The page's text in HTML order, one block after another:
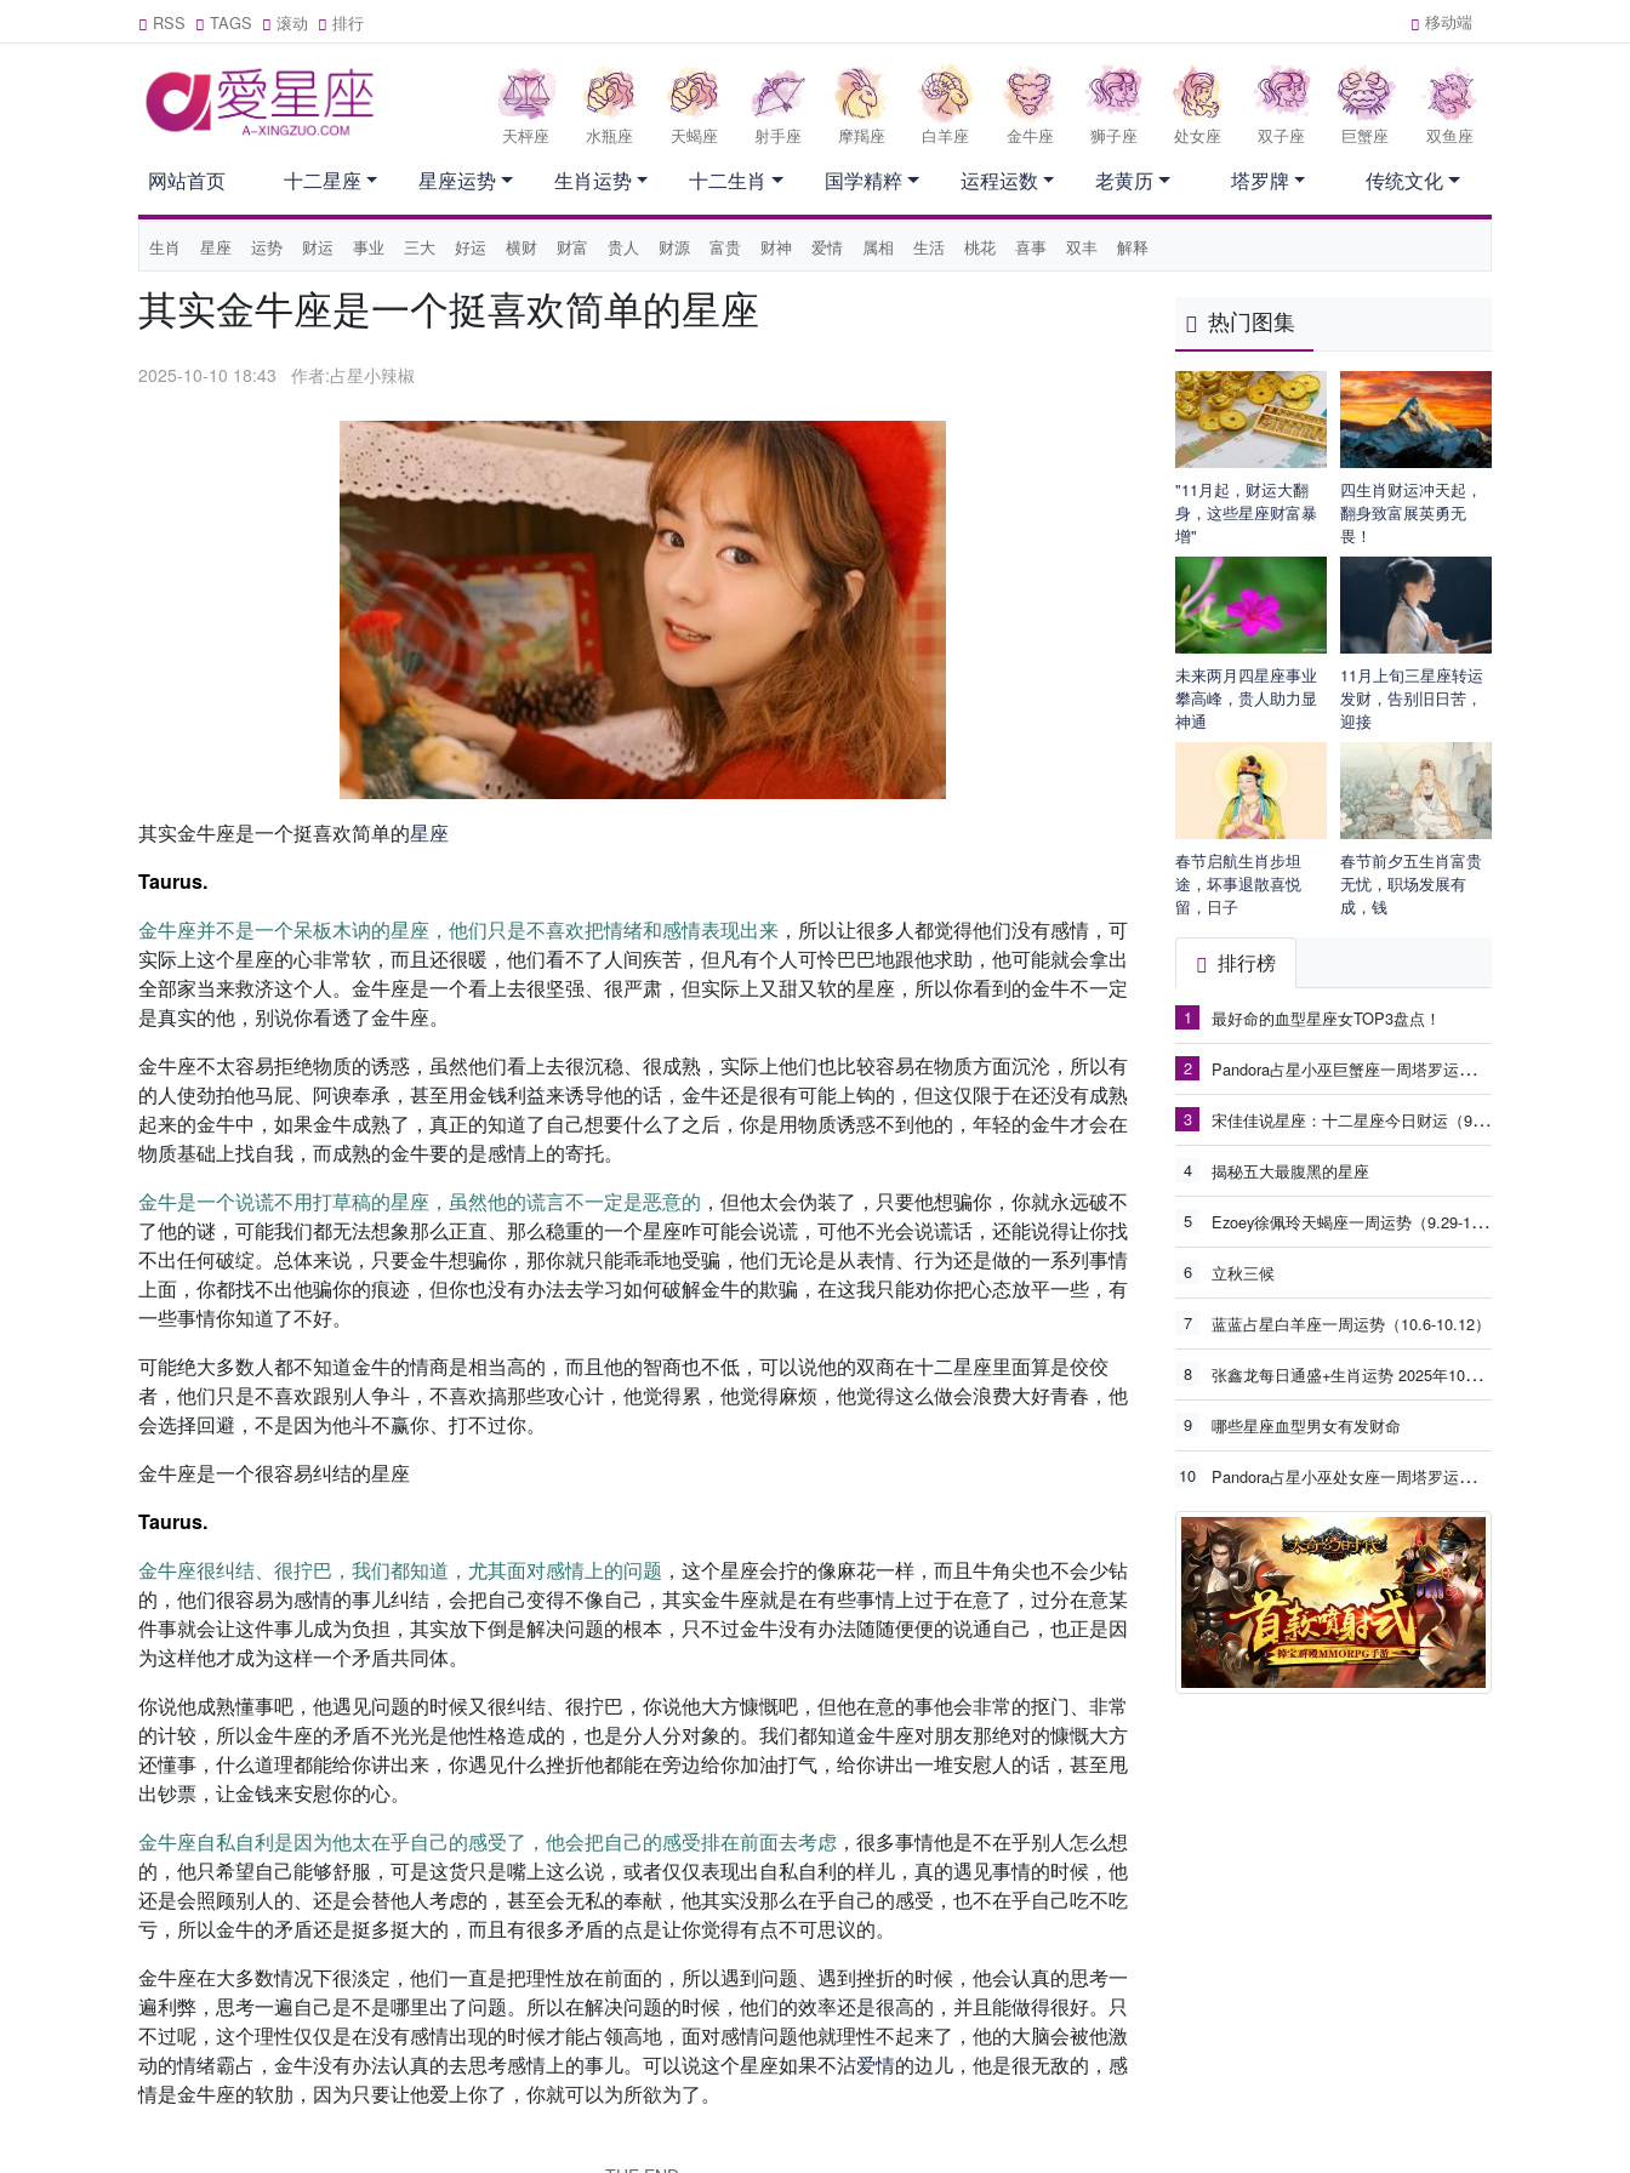
RSS TAGS 滚动 排行 移动端
天枰座 水瓶座 天蝎座 射手座 摩羯座 白羊座 金牛座 狮子座 处女座 双子座 巨蟹座 双鱼座
网站首页
生肖 星座 运势 财运 事业 三大 好运 横财 财富 贵人 财源 富贵 财神 爱情 属相 生活 桃花 喜事 双丰 解释
十二星座 星座运势 生肖运势 十二生肖 国学精粹 运程运数 老黄历 塔罗牌 传统文化
其实金牛座是一个挺喜欢简单的星座
2025-10-10 18:43 作者:占星小辣椒
其实金牛座是一个挺喜欢简单的星座
Taurus.
金牛座并不是一个呆板木讷的星座，他们只是不喜欢把情绪和感情表现出来 ，所以让很多人都觉得他们没有感情，可
实际上这个星座的心非常软，而且还很暖，他们看不了人间疾苦，但凡有个人可怜巴巴地跟他求助，他可能就会拿出
全部家当来救济这个人。金牛座是一个看上去很坚强、很严肃，但实际上又甜又软的星座，所以你看到的金牛不一定
是真实的他，别说你看透了金牛座。
金牛座不太容易拒绝物质的诱惑，虽然他们看上去很沉稳、很成熟 ，实际上他们也比较容易在物质方面沉沦，所以有
的人使劲拍他马屁、阿谀奉承，甚至用金钱利益来诱导他的话，金牛还是很有可能上钩的，但这仅限于在还没有成熟
起来的金牛中，如果金牛成熟了，真正的知道了自己想要什么了之后，你是用物质诱惑不到他的，年轻的金牛才会在
物质基础上找自我，而成熟的金牛要的是感情上的寄托。
金牛是一个说谎不用打草稿的星座，虽然他的谎言不一定是恶意的 ，但他太会伪装了，只要他想骗你，你就永远破不
了他的谜，可能我们都无法想象那么正直、那么稳重的一个星座咋可能会说谎，可他不光会说谎话，还能说得让你找
不出任何破绽。总体来说，只要金牛想骗你，那你就只能乖乖地受骗，他们无论是从表情、行为还是做的一系列事情
上面，你都找不出他骗你的痕迹，但你也没有办法去学习如何破解金牛的欺骗，在这我只能劝你把心态放平一些，有
一些事情你知道了不好。
可能绝大多数人都不知道金牛的情商是相当高的，而且他的智商也不低 ，可以说他的双商在十二星座里面算是佼佼
者，他们只是不喜欢跟别人争斗，不喜欢搞那些攻心计，他觉得累，他觉得麻烦，他觉得这么做会浪费大好青春，他
会选择回避，不是因为他斗不赢你、打不过你。
金牛座是一个很容易纠结的星座
Taurus.
金牛座很纠结、很拧巴，我们都知道，尤其面对感情上的问题 ，这个星座会拧的像麻花一样，而且牛角尖也不会少钻
的，他们很容易为感情的事儿纠结，会把自己变得不像自己，其实金牛座就是在有些事情上过于在意了，过分在意某
件事就会让这件事儿成为负担，其实放下倒是解决问题的根本，只不过金牛没有办法随随便便的说通自己，也正是因
为这样他才成为这样一个矛盾共同体。
你说他成熟懂事吧，他遇见问题的时候又很纠结、很拧巴 ，你说他大方慷慨吧，但他在意的事他会非常的抠门、非常
的计较，所以金牛座的矛盾不光光是他性格造成的，也是分人分对象的。我们都知道金牛座对朋友那绝对的慷慨大方
还懂事，什么道理都能给你讲出来，你遇见什么挫折他都能在旁边给你加油打气，给你讲出一堆安慰人的话，甚至甩
出钞票，让金钱来安慰你的心。
金牛座自私自利是因为他太在乎自己的感受了，他会把自己的感受排在前面去考虑 ，很多事情他是不在乎别人怎么想
的，他只希望自己能够舒服，可是这货只是嘴上这么说，或者仅仅表现出自私自利的样儿，真的遇见事情的时候，他
还是会照顾别人的、还是会替他人考虑的，甚至会无私的奉献，他其实没那么在乎自己的感受，也不在乎自己吃不吃
亏，所以金牛的矛盾还是挺多挺大的，而且有很多矛盾的点是让你觉得有点不可思议的。
金牛座在大多数情况下很淡定，他们一直是把理性放在前面的 ，所以遇到问题、遇到挫折的时候，他会认真的思考一
遍利弊，思考一遍自己是不是哪里出了问题。所以在解决问题的时候，他们的效率还是很高的，并且能做得很好。只
不过呢，这个理性仅仅是在没有感情出现的时候才能占领高地，面对感情问题他就理性不起来了，他的大脑会被他激
动的情绪霸占，金牛没有办法认真的去思考感情上的事儿。可以说这个星座如果不沾爱情的边儿，他是很无敌的，感
情是金牛座的软肋，因为只要让他爱上你了，你就可以为所欲为了。
热门图集
"11月起，财运大翻
身，这些星座财富暴
增"
四生肖财运冲天起，
翻身致富展英勇无
畏！
未来两月四星座事业
攀高峰，贵人助力显
神通
11月上旬三星座转运
发财，告别旧日苦，
迎接
春节启航生肖步坦
途，坏事退散喜悦
留，日子
春节前夕五生肖富贵
无忧，职场发展有
成，钱
排行榜
1 最好命的血型星座女TOP3盘点！
2 Pandora占星小巫巨蟹座一周塔罗运势（9.15-9.21）
3 宋佳佳说星座：十二星座今日财运（9月20日）
4 揭秘五大最腹黑的星座
5 Ezoey徐佩玲天蝎座一周运势（9.29-10.5）
6 立秋三候
7 蓝蓝占星白羊座一周运势（10.6-10.12）
8 张鑫龙每日通盛+生肖运势 2025年10月10日
9 哪些星座血型男女有发财命
10 Pandora占星小巫处女座一周塔罗运势（9.15-9.21）